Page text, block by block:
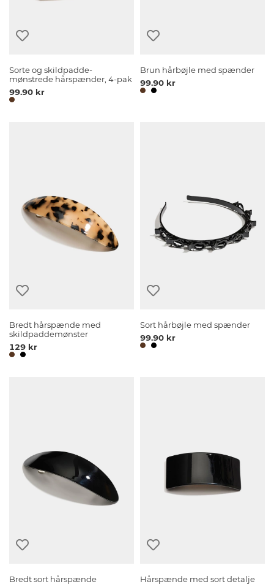
Sorte og skildpadde-
mønstrede hårspænder, 4-pak
99.90 kr
Brun hårbøjle med spænder
99.90 kr
Bredt hårspænde med
skildpaddemønster
129 kr
Sort hårbøjle med spænder
99.90 kr
Bredt sort hårspænde
Hårspænde med sort detalje